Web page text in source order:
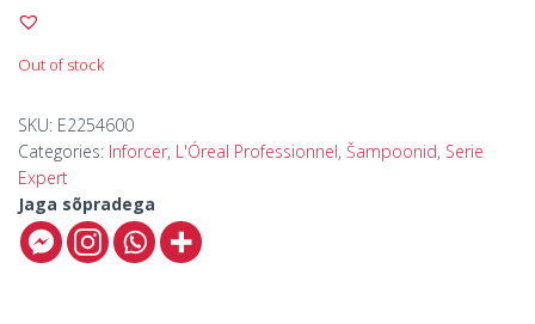
Out of stock
SKU: E2254600
Categories: Inforcer, L'Óreal Professionnel, Šampoonid, Serie
Expert
Jaga sõpradega